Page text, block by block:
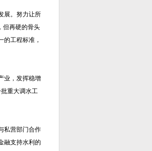
展。努力让所
但再硬的骨头
工程标准，
业，发挥稳增
重大调水工
私营部门合作
融支持水利的